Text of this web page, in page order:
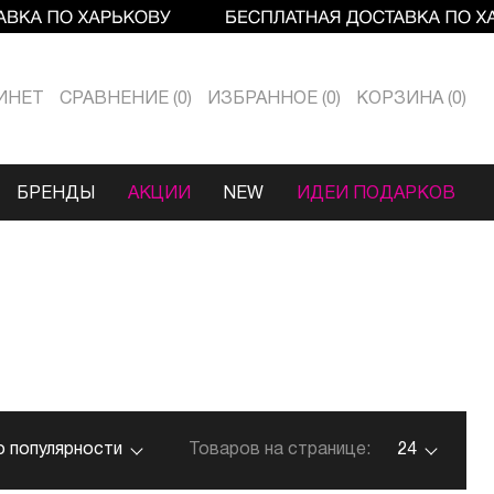
СРАВНЕНИЕ 0 ИЗБРАННОЕ 0 КОРЗИНА 0
БРЕНДЫ АКЦИИ NEW ИДЕИ ПОДАРКОВ
популярности Товаров на странице: 24